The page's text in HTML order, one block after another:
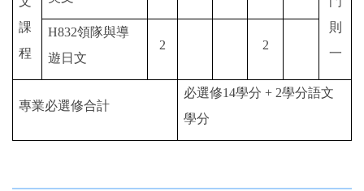
課
程
則
一
H832領隊與導
遊日文
2 2
專業必選修合計
必選修14學分 + 2學分語文
學分